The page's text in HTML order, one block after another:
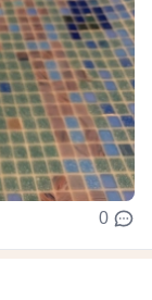
0